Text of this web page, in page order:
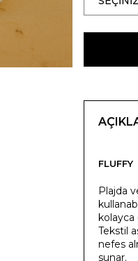
FLUFFY
Plajda
kolayca
Tekstil
nefes
sunar.